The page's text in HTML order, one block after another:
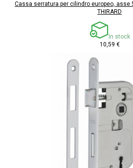
Cassa serratura per cilindro europeo,
THIRARD
In stock
10,59 €